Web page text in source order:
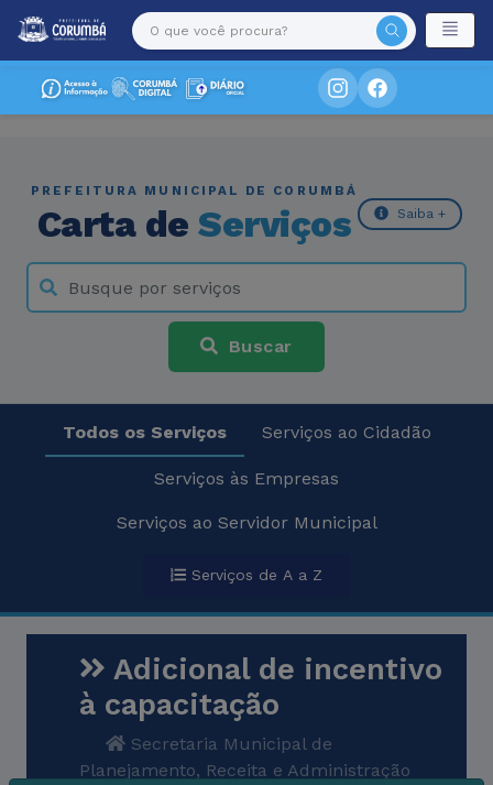
PREFEITURA MUNICIPAL DE CORUMBÁ
Carta de Serviços Saiba +
Buscar
Todos os Serviços Serviços ao Cidadão
Serviços às Empresas
Serviços ao Servidor Municipal
Serviços de A a Z
Adicional de incentivo
à capacitação
Secretaria Municipal de
Planejamento, Receita e Administração